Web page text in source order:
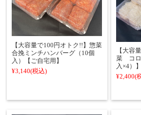
【大容量で100円オトク!!】惣菜
合挽ミンチハンバーグ（10個
入）【ご自宅用】
¥3,140(税込)
【大容
菜 コロ
入×4）
¥2,400(